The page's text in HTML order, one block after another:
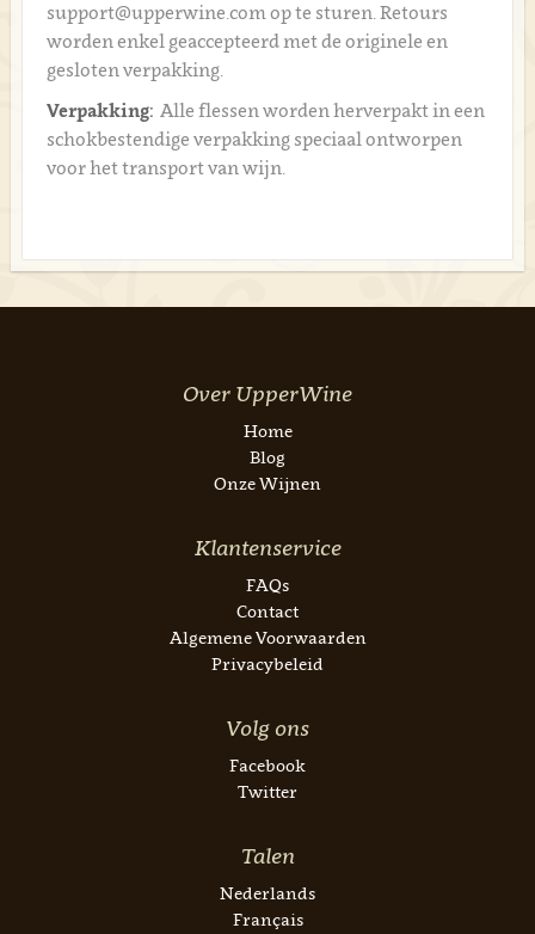
support@upperwine.com op te sturen. Retours
worden enkel geaccepteerd met de originele en
gesloten verpakking.
Verpakking: Alle flessen worden herverpakt in een
schokbestendige verpakking speciaal ontworpen
voor het transport van wijn.
Over UpperWine
Home
Blog
Onze Wijnen
Klantenservice
FAQs
Contact
Algemene Voorwaarden
Privacybeleid
Volg ons
Facebook
Twitter
Talen
Nederlands
Français